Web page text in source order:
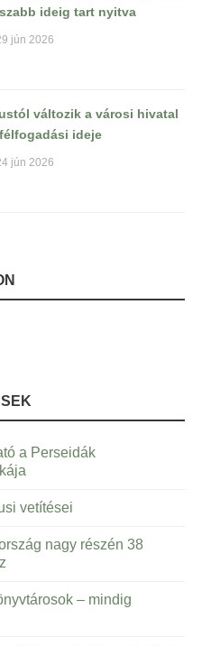
ideig tart nyitva
jún 2026
változik a városi hivatal
ideje
jún 2026
a Perseidák
vetítései
nagy részén 38
– mindig